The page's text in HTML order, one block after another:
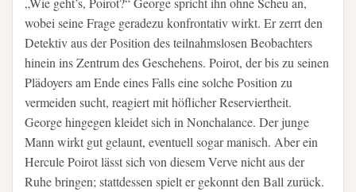
wobei seine Frage geradezu konfrontativ wirkt. Er zerrt den
Detektiv aus der Position des teilnahmslosen Beobachters
hinein ins Zentrum des Geschehens. Poirot, der bis zu seinen
Plädoyers am Ende eines Falls eine solche Position zu
vermeiden sucht, reagiert mit höflicher Reserviertheit.
George hingegen kleidet sich in Nonchalance. Der junge
Mann wirkt gut gelaunt, eventuell sogar manisch. Aber ein
Hercule Poirot lässt sich von diesem Verve nicht aus der
Ruhe bringen; stattdessen spielt er gekonnt den Ball zurück.